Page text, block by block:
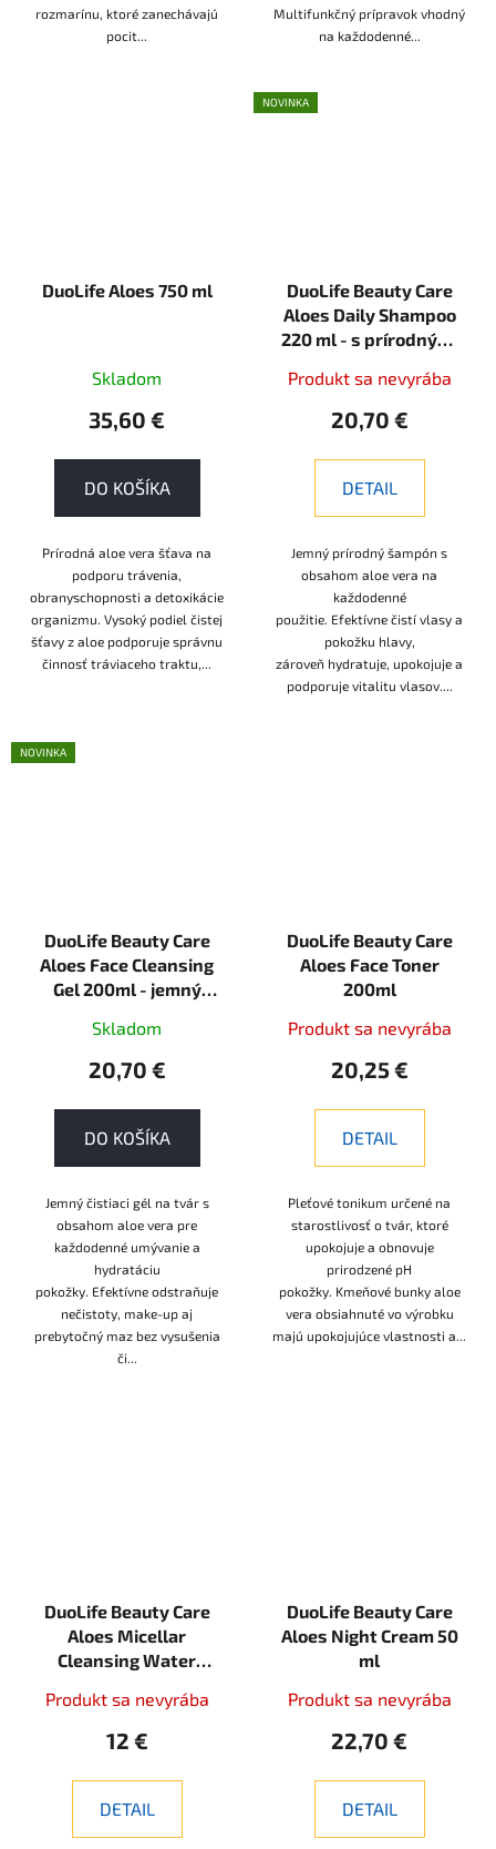
rozmarínu, ktoré zanechávajú
pocit...
Multifunkčný prípravok vhodný
na každodenné...
DuoLife Aloes 750 ml
Skladom
35,60 €
DO KOŠÍKA
Prírodná aloe vera šťava na
podporu trávenia,
obranyschopnosti a detoxikácie
organizmu. Vysoký podiel čistej
šťavy z aloe podporuje správnu
činnosť tráviaceho traktu,...
NOVINKA
DuoLife Beauty Care
Aloes Daily Shampoo
220 ml - s prírodnými
vera, panthenol,
alantoín a rastlinné
oleje
Produkt sa nevyrába
20,70 €
DETAIL
Jemný prírodný šampón s
obsahom aloe vera na
každodenné
použitie. Efektívne čistí vlasy a
pokožku hlavy,
zároveň hydratuje, upokojuje a
podporuje vitalitu vlasov....
NOVINKA
DuoLife Beauty Care
Aloes Face Cleansing
Gel 200ml - jemný
ktorý je ideálny na
každodenné šetrné
čistenie tváre
Skladom
20,70 €
DO KOŠÍKA
Jemný čistiaci gél na tvár s
obsahom aloe vera pre
každodenné umývanie a
hydratáciu
pokožky. Efektívne odstraňuje
nečistoty, make-up aj
prebytočný maz bez vysušenia
či...
DuoLife Beauty Care
Aloes Face Toner
200ml
Produkt sa nevyrába
20,25 €
DETAIL
Pleťové tonikum určené na
starostlivosť o tvár, ktoré
upokojuje a obnovuje
prirodzené pH
pokožky. Kmeňové bunky aloe
vera obsiahnuté vo výrobku
majú upokojujúce vlastnosti a...
DuoLife Beauty Care
Aloes Micellar
Cleansing Water
Produkt sa nevyrába
12 €
DETAIL
DuoLife Beauty Care
Aloes Night Cream 50
ml
Produkt sa nevyrába
22,70 €
DETAIL